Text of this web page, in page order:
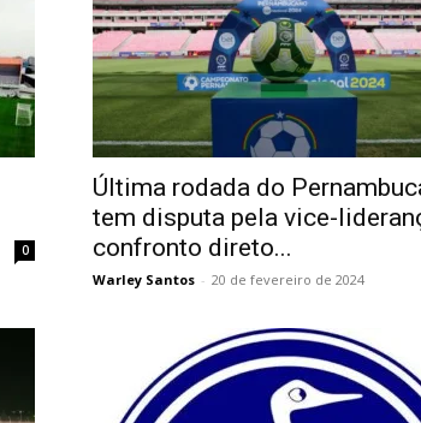
0
Última rodada do
tem disputa pela vice-
confronto direto...
Warley Santos - 20 de fevereiro de 2024